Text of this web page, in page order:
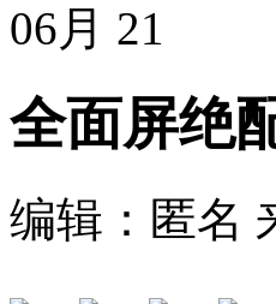
06月 21
全面屏绝
编辑：匿名